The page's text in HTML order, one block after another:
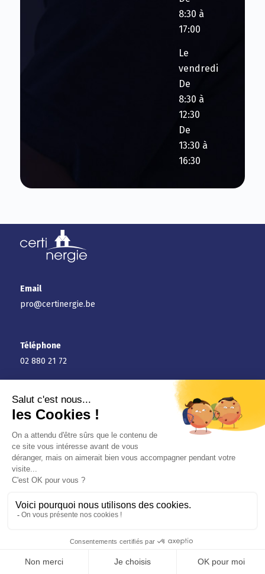
8:30 à
17:00
Le
vendredi
De
8:30 à
12:30
De
13:30 à
16:30
Email
pro@certinergie.be
Téléphone
02 880 21 72
Introduire une plainte/réclamation
Energie
Immobilier